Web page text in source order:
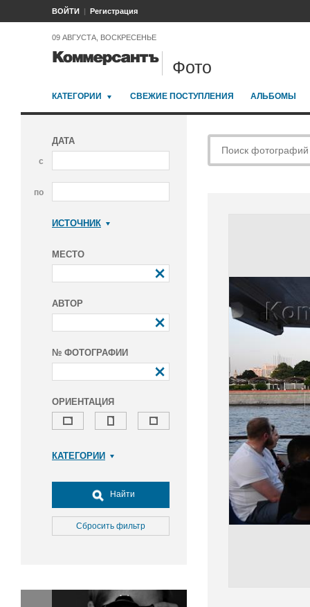
ВОЙТИ Регистрация
09 АВГУСТА, ВОСКРЕСЕНЬЕ
Фото
КАТЕГОРИИ СВЕЖИЕ ПОСТУПЛЕНИЯ АЛЬБОМЫ
ДАТА
с
по
ИСТОЧНИК
МЕСТО
АВТОР
№ ФОТОГРАФИИ
ОРИЕНТАЦИЯ
КАТЕГОРИИ
Досуг, туризм и отдых
Культура
Медицина
Окружающая среда
Найти
Сбросить фильтр